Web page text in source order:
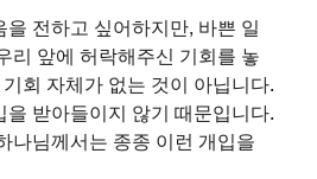
전하고 싶어하지만, 바쁜 일
리 앞에 허락해주신 기회를 놓
회 자체가 없는 것이 아닙니다.
을 받아들이지 않기 때문입니다.
나님께서는 종종 이런 개입을